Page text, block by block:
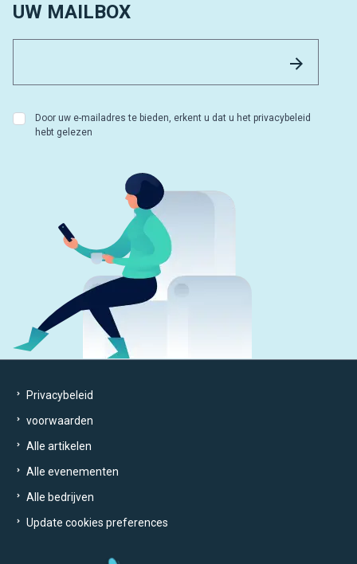
UW MAILBOX
Door uw e-mailadres te bieden, erkent u dat u het privacybeleid
hebt gelezen
Privacybeleid
voorwaarden
Alle artikelen
Alle evenementen
Alle bedrijven
Update cookies preferences